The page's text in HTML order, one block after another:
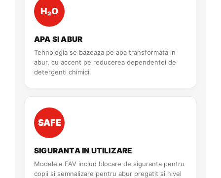
H₂O
APA SI ABUR
Tehnologia se bazeaza pe apa transformata in
abur, cu accent pe reducerea dependentei de
detergenti chimici.
SAFE
SIGURANTA IN UTILIZARE
Modelele FAV includ blocare de siguranta pentru
copii si semnalizare pentru abur pregatit si nivel